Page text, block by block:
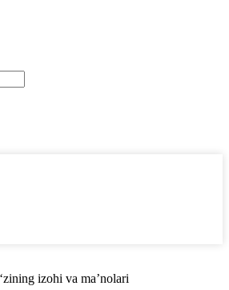
izohi va ma’nolari